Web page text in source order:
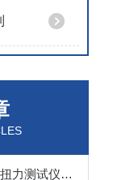
深入剖析：牙科种植机扭力测试仪的多重应用